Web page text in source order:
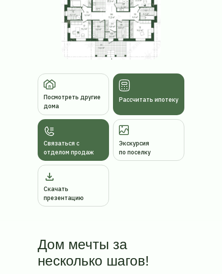
Посмотреть другие
дома
Экскурсия
по поселку
Рассчитать ипотеку
Скачать
презентацию
Связаться с
отделом продаж
Дом мечты за
несколько шагов!